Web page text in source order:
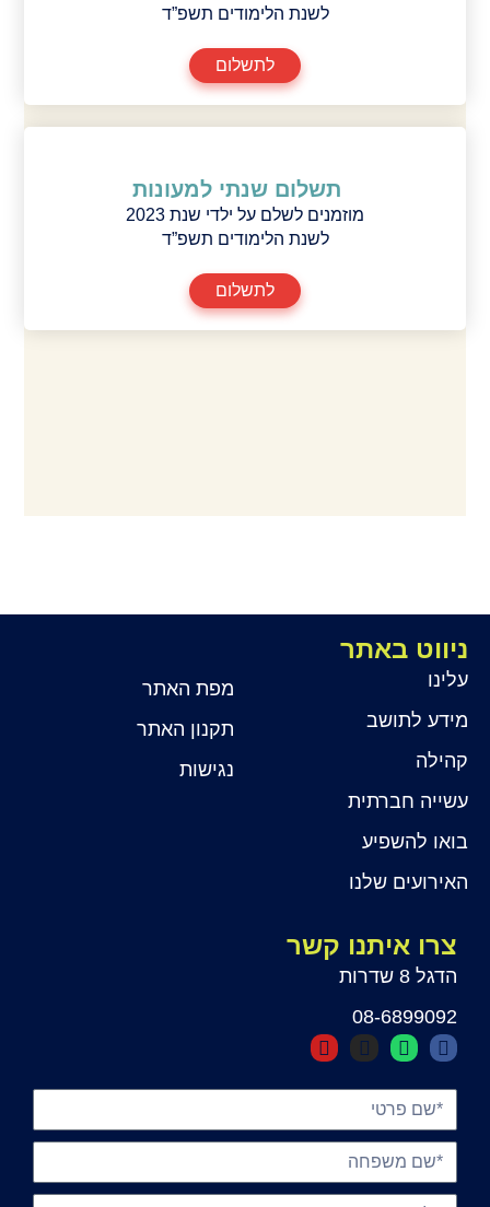
לשנת הלימודים תשפ”ד
לתשלום
תשלום שנתי למעונות
מוזמנים לשלם על ילדי שנת 2023
לשנת הלימודים תשפ”ד
לתשלום
ניווט באתר
עלינו
מידע לתושב
קהילה
עשייה חברתית
בואו להשפיע
האירועים שלנו
מפת האתר
תקנון האתר
נגישות
צרו איתנו קשר
הדגל 8 שדרות
08-6899092